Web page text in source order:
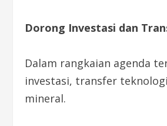
Dorong Investasi dan
Dalam rangkaian agenda
investasi, transfer
mineral.